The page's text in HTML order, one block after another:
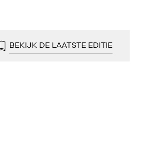
BEKIJK DE LAATSTE EDITIE